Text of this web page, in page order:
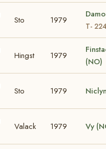
Sto 1979
T-
Hingst 1979
(NO)
Sto 1979
Valack 1979 Vy